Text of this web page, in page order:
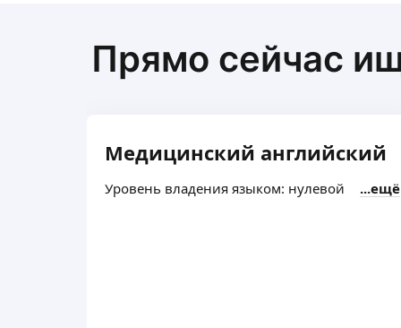
Прямо сейчас
Медицинский английский
Уровень владения языком: нулевой ещё